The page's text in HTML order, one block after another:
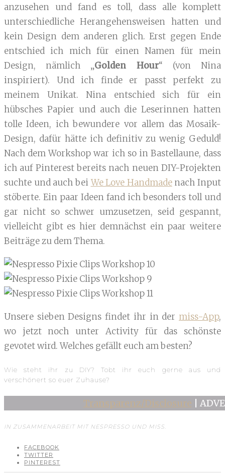
anzusehen und fand es toll, dass alle komplett
unterschiedliche Herangehensweisen hatten und
kein Design dem anderen glich. Erst gegen Ende
entschied ich mich für einen Namen für mein
Design, nämlich „Golden Hour“ (von Nina
inspiriert). Und ich finde er passt perfekt zu
meinem Unikat. Nina entschied sich für ein
hübsches Papier und auch die Leserinnen hatten
tolle Ideen, ich bewundere vor allem das Mosaik-
Design, dafür hätte ich definitiv zu wenig Geduld!
Nach dem Workshop war ich so in Bastellaune, dass
ich auf Pinterest bereits nach neuen DIY-Projekten
suchte und auch beiWe Love Handmadenach Input
stöberte. Ein paar Ideen fand ich besonders toll und
gar nicht so schwer umzusetzen, seid gespannt,
vielleicht gibt es hier demnächst ein paar weitere
Beiträge zu dem Thema.
Unsere sieben Designs findet ihr in der miss-App,
wo jetzt noch unter Activity für das schönste
gevotet wird. Welches gefällt euch am besten?
Wie steht ihr zu DIY? Tobt ihr euch gerne aus und
verschönert so euer Zuhause?
Transparenz/Disclosure |
IN ZUSAMMENARBEIT MIT NESPRESSO UND MISS.
FACEBOOK
TWITTER
PINTEREST